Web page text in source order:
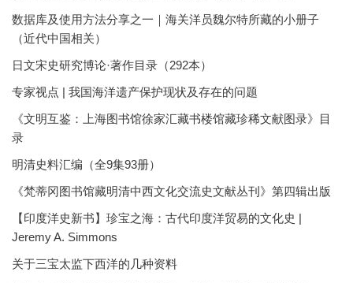
数据库及使用方法分享之一｜海关洋员魏尔特所藏的小册子
（近代中国相关）
日文宋史研究博论·著作目录（292本）
专家视点 | 我国海洋遗产保护现状及存在的问题
《文明互鉴：上海图书馆徐家汇藏书楼馆藏珍稀文献图录》目
录
明清史料汇编（全9集93册）
《梵蒂冈图书馆藏明清中西文化交流史文献丛刊》第四辑出版
【印度洋史新书】珍宝之海：古代印度洋贸易的文化史 |
Jeremy A. Simmons
关于三宝太监下西洋的几种资料